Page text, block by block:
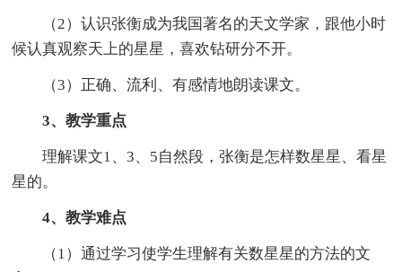
（2）认识张衡成为我国著名的天文学家，跟他小时
候认真观察天上的星星，喜欢钻研分不开。
（3）正确、流利、有感情地朗读课文。
3、教学重点
理解课文1、3、5自然段，张衡是怎样数星星、看星
星的。
4、教学难点
（1）通过学习使学生理解有关数星星的方法的文